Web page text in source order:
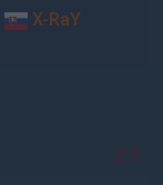
X-RaY
2-0